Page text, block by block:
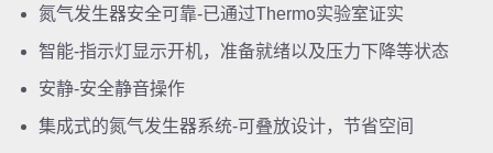
氮气发生器安全可靠-已通过Thermo实验室证实
智能-指示灯显示开机，准备就绪以及压力下降等状态
安静-安全静音操作
集成式的氮气发生器系统-可叠放设计，节省空间